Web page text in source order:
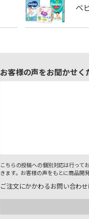
お客様の声をお聞かせく
こちらの投稿への個別対応は行って
きます。お客様の声をもとに商品開
ご注文にかかわるお問い合わせ